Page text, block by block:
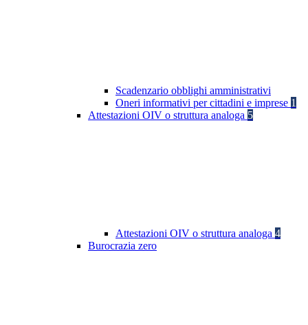
Scadenzario obblighi amministrativi
Oneri informativi per cittadini e imprese 1
Attestazioni OIV o struttura analoga 5
Attestazioni OIV o struttura analoga 4
Burocrazia zero